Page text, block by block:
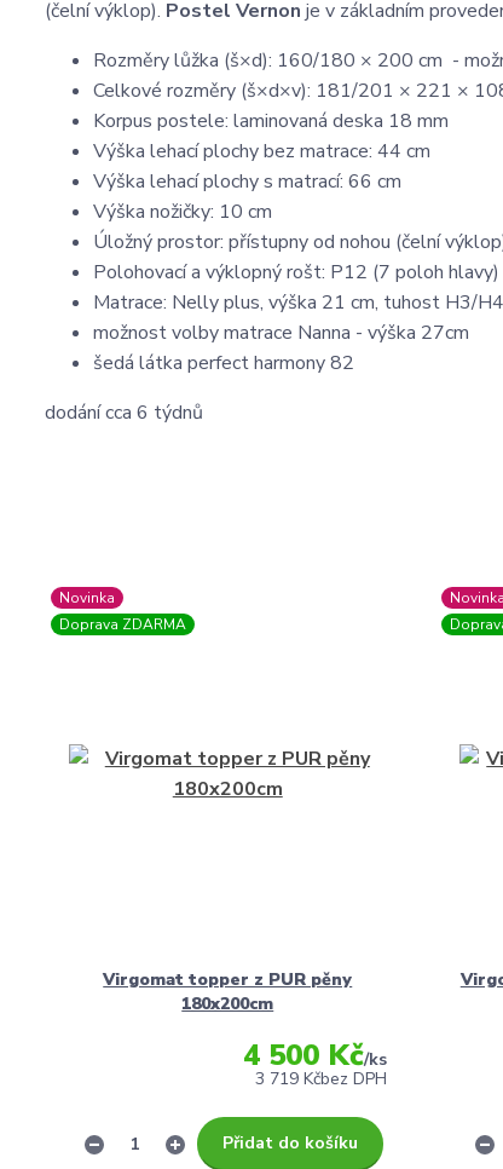
(čelní výklop). Postel Vernon je v základním
Rozměry lůžka (š×d): 160/180 × 200 cm -
Celkové rozměry (š×d×v): 181/201 × 221 ×
Korpus postele: laminovaná deska 18 mm
Výška lehací plochy bez matrace: 44 cm
Výška lehací plochy s matrací: 66 cm
Výška nožičky: 10 cm
Úložný prostor: přístupny od nohou (čelní
Polohovací a výklopný rošt: P12 (7 poloh hlavy)
Matrace: Nelly plus, výška 21 cm, tuhost H3/
možnost volby matrace Nanna - výška 27cm
šedá látka perfect harmony 82
dodání cca 6 týdnů
Novinka
Doprava ZDARMA
Virgomat topper z PUR pěny
180x200cm
4 500 Kč/ks
3 719 Kčbez DPH
Přidat do košíku
Novinka